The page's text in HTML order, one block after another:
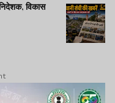
विकास